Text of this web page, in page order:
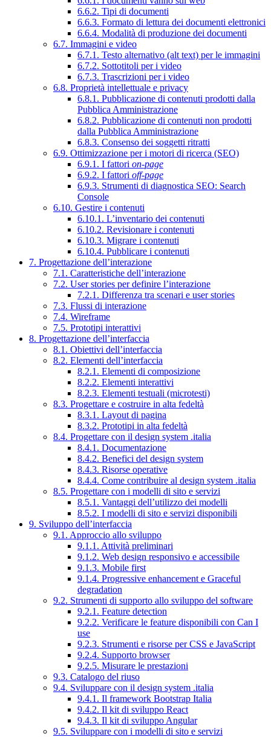
6.6.2. Tipi di documenti
6.6.3. Formato di lettura dei documenti elettronici
6.6.4. Modalità di produzione dei documenti
6.7. Immagini e video
6.7.1. Testo alternativo (alt text) per le immagini
6.7.2. Sottotitoli per i video
6.7.3. Trascrizioni per i video
6.8. Proprietà intellettuale e privacy
6.8.1. Pubblicazione di contenuti prodotti dalla
Pubblica Amministrazione
6.8.2. Pubblicazione di contenuti non prodotti
dalla Pubblica Amministrazione
6.8.3. Consenso dei soggetti ritratti
6.9. Ottimizzazione per i motori di ricerca (SEO)
6.9.1. I fattori on-page
6.9.2. I fattori off-page
6.9.3. Strumenti di diagnostica SEO: Search
Console
6.10. Gestire i contenuti
6.10.1. L’inventario dei contenuti
6.10.2. Revisionare i contenuti
6.10.3. Migrare i contenuti
6.10.4. Pubblicare i contenuti
7. Progettazione dell’interazione
7.1. Caratteristiche dell’interazione
7.2. User stories per definire l’interazione
7.2.1. Differenza tra scenari e user stories
7.3. Flussi di interazione
7.4. Wireframe
7.5. Prototipi interattivi
8. Progettazione dell’interfaccia
8.1. Obiettivi dell’interfaccia
8.2. Elementi dell’interfaccia
8.2.1. Elementi di composizione
8.2.2. Elementi interattivi
8.2.3. Elementi testuali (microtesti)
8.3. Progettare e costruire in alta fedeltà
8.3.1. Layout di pagina
8.3.2. Prototipi in alta fedeltà
8.4. Progettare con il design system .italia
8.4.1. Documentazione
8.4.2. Benefici del design system
8.4.3. Risorse operative
8.4.4. Come contribuire al design system .italia
8.5. Progettare con i modelli di sito e servizi
8.5.1. Vantaggi dell’utilizzo dei modelli
8.5.2. I modelli di sito e servizi disponibili
9. Sviluppo dell’interfaccia
9.1. Approccio allo sviluppo
9.1.1. Attività preliminari
9.1.2. Web design responsivo e accessibile
9.1.3. Mobile first
9.1.4. Progressive enhancement e Graceful
degradation
9.2. Strumenti di supporto allo sviluppo del software
9.2.1. Feature detection
9.2.2. Verificare le feature disponibili con Can I
use
9.2.3. Strumenti e risorse per CSS e JavaScript
9.2.4. Supporto browser
9.2.5. Misurare le prestazioni
9.3. Catalogo del riuso
9.4. Sviluppare con il design system .italia
9.4.1. Il framework Bootstrap Italia
9.4.2. Il kit di sviluppo React
9.4.3. Il kit di sviluppo Angular
9.5. Sviluppare con i modelli di sito e servizi